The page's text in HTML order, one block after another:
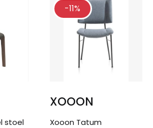
stoel
-11%
XOOON
Xooon Tatum